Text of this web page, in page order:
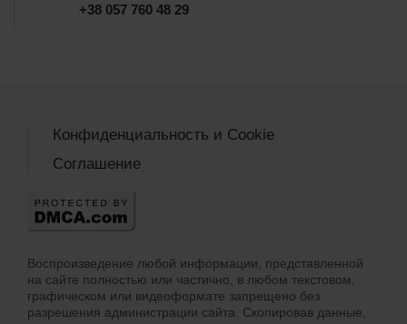
+38 057 760 48 29
Воспроизведение любой информации, представленной
на сайте полностью или частично, в любом текстовом,
графическом или видеоформате запрещено без
разрешения администрации сайта. Скопировав данные,
Конфиденциальность и Cookie
Соглашение